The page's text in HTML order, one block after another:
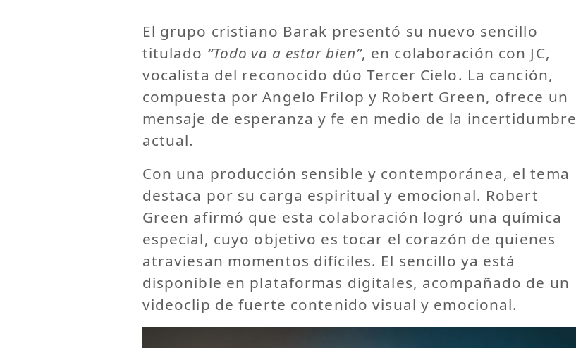
El grupo cristiano Barak presentó su nuevo sencillo
titulado “Todo va a estar bien”, en colaboración con JC,
vocalista del reconocido dúo Tercer Cielo. La canción,
compuesta por Angelo Frilop y Robert Green, ofrece un
mensaje de esperanza y fe en medio de la incertidumbre
actual.
Con una producción sensible y contemporánea, el tema
destaca por su carga espiritual y emocional. Robert
Green afirmó que esta colaboración logró una química
especial, cuyo objetivo es tocar el corazón de quienes
atraviesan momentos difíciles. El sencillo ya está
disponible en plataformas digitales, acompañado de un
videoclip de fuerte contenido visual y emocional.